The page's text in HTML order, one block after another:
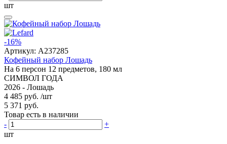
шт
-16%
Артикул: A237285
Кофейный набор Лошадь
На 6 персон 12 предметов, 180 мл
СИМВОЛ ГОДА
2026 - Лошадь
4 485 руб. /шт
5 371 руб.
Товар есть в наличии
-
+
шт